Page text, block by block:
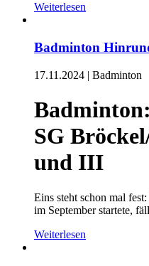
Weiterlesen
Badminton
17.11.2024 | Badminton
SG
und III
Eins steht schon mal
im September startete,
Weiterlesen